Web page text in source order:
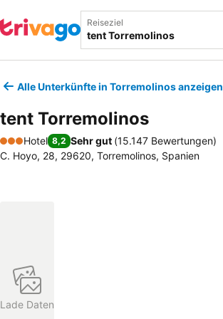
Reiseziel
Alle Unterkünfte in Torremolinos anzeigen
tent Torremolinos
3 Sterne
Hotel 8,2 Sehr gut (15.147 Bewertungen)
C. Hoyo, 28, 29620, Torremolinos, Spanien
Lade Daten